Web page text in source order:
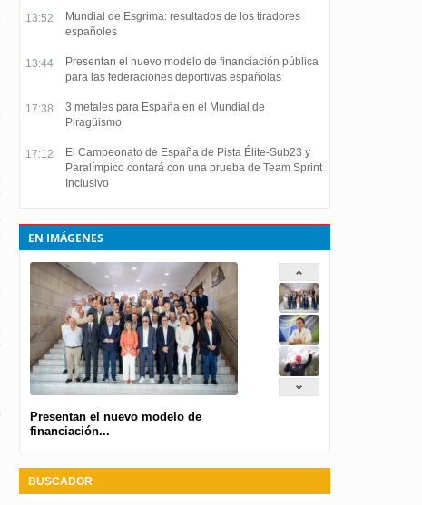
13:52
Mundial de Esgrima: resultados de los tiradores
españoles
13:44
Presentan el nuevo modelo de financiación pública
para las federaciones deportivas españolas
17:38
3 metales para España en el Mundial de
Piragüismo
17:12
El Campeonato de España de Pista Élite-Sub23 y
Paralímpico contará con una prueba de Team Sprint
Inclusivo
EN IMÁGENES
Presentan el nuevo modelo de
financiación...
BUSCADOR